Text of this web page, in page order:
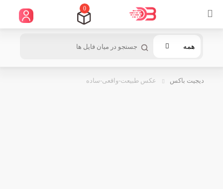
0
همه
دیجیت باکس عکس طبیعت-واقعی-ساده